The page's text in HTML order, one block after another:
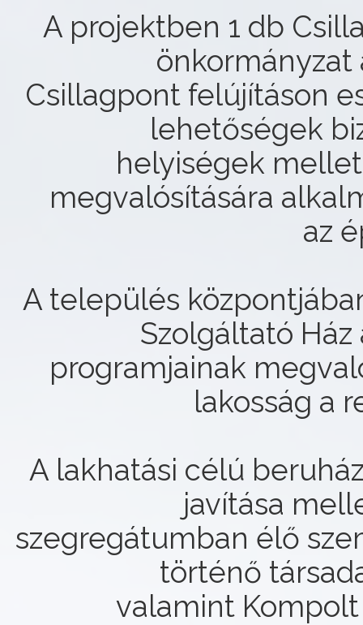
A projektben 1 db
önkormányzat
Csillagpont felújításon
lehetőségek
helyiségek
megvalósítására
az
A település
Szolgáltató
programjainak
lakosság a
A lakhatási célú
javítása
szegregátumban élő
történő
valamint